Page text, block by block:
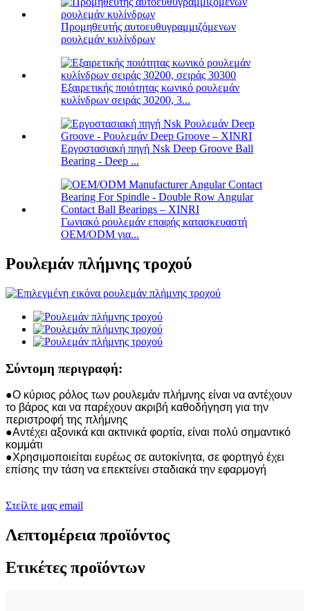
Προμηθευτής αυτοευθυγραμμιζόμενων
ρουλεμάν κυλίνδρων
Εξαιρετικής ποιότητας κωνικό ρουλεμάν
κυλίνδρων σειράς 30200, 3...
Εργοστασιακή πηγή Nsk Deep Groove Ball
Bearing - Deep ...
Γωνιακό ρουλεμάν επαφής κατασκευαστή
OEM/ODM για...
Ρουλεμάν πλήμνης τροχού
Σύντομη περιγραφή:
●Ο κύριος ρόλος των ρουλεμάν πλήμνης είναι να αντέχουν
το βάρος και να παρέχουν ακριβή καθοδήγηση για την
περιστροφή της πλήμνης
●Αντέχει αξονικά και ακτινικά φορτία, είναι πολύ σημαντικό
κομμάτι
●Χρησιμοποιείται ευρέως σε αυτοκίνητα, σε φορτηγό έχει
επίσης την τάση να επεκτείνει σταδιακά την εφαρμογή
Στείλτε μας email
Λεπτομέρεια προϊόντος
Ετικέτες προϊόντων